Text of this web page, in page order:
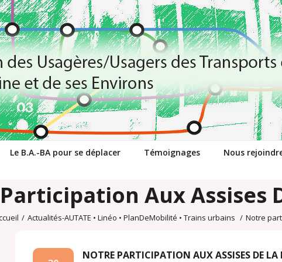
Le B.A.-BA pour se déplacer Témoignages Nous
Aux Assises
/ Actualités-AUTATE • Linéo • PlanDeMobilité • Trains urbains / Notre
NOTRE PARTICIPATION AUX ASSISES DE